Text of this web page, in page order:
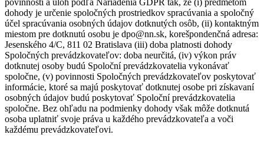
dohody je určenie spoločných prostriedkov spracúvania a spoločný
účel spracúvania osobných údajov dotknutých osôb, (ii) kontaktným
miestom pre dotknutú osobu je dpo@nn.sk, korešpondenčná adresa:
Jesenského 4/C, 811 02 Bratislava (iii) doba platnosti dohody
Spoločných prevádzkovateľov: doba neurčitá, (iv) výkon práv
dotknutej osoby budú Spoloční prevádzkovatelia vykonávať
spoločne, (v) povinnosti Spoločných prevádzkovateľov poskytovať
informácie, ktoré sa majú poskytovať dotknutej osobe pri získavaní
osobných údajov budú poskytovať Spoloční prevádzkovatelia
spoločne. Bez ohľadu na podmienky dohody však môže dotknutá
osoba uplatniť svoje práva u každého prevádzkovateľa a voči
každému prevádzkovateľovi.